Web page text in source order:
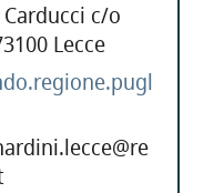
c/o
Lecce